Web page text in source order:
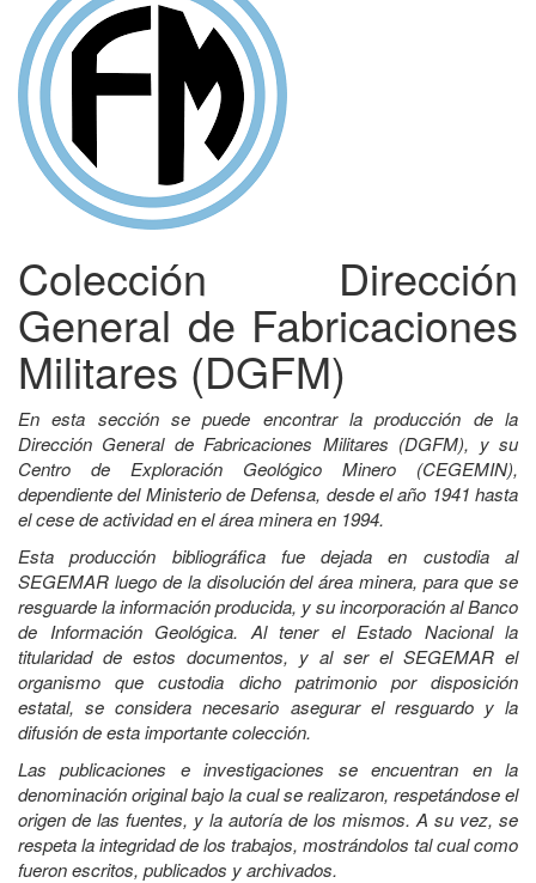
Colección Dirección
General de Fabricaciones
Militares (DGFM)
En esta sección se puede encontrar la producción de la
Dirección General de Fabricaciones Militares (DGFM), y su
Centro de Exploración Geológico Minero (CEGEMIN),
dependiente del Ministerio de Defensa, desde el año 1941 hasta
el cese de actividad en el área minera en 1994.
Esta producción bibliográfica fue dejada en custodia al
SEGEMAR luego de la disolución del área minera, para que se
resguarde la información producida, y su incorporación al Banco
de Información Geológica. Al tener el Estado Nacional la
titularidad de estos documentos, y al ser el SEGEMAR el
organismo que custodia dicho patrimonio por disposición
estatal, se considera necesario asegurar el resguardo y la
difusión de esta importante colección.
Las publicaciones e investigaciones se encuentran en la
denominación original bajo la cual se realizaron, respetándose el
origen de las fuentes, y la autoría de los mismos. A su vez, se
respeta la integridad de los trabajos, mostrándolos tal cual como
fueron escritos, publicados y archivados.